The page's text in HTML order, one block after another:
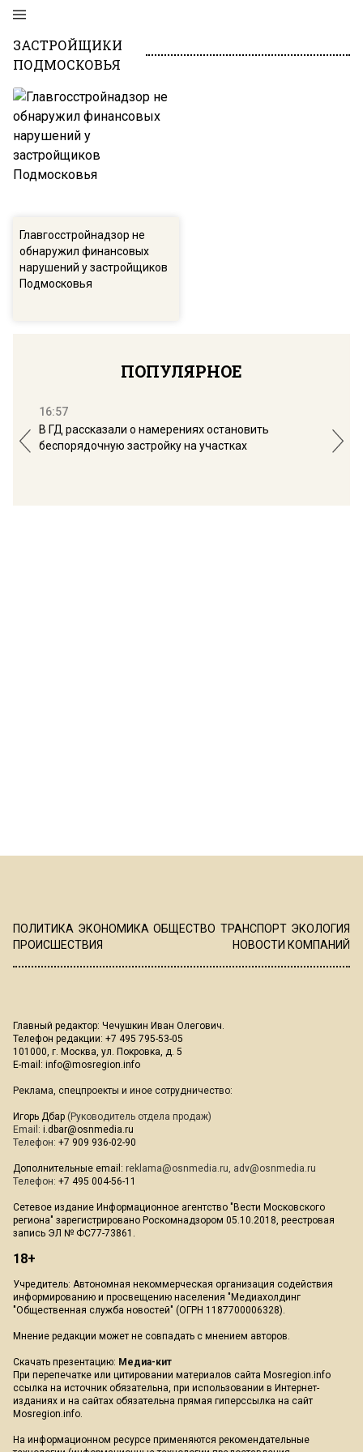
ЗАСТРОЙЩИКИ
ПОДМОСКОВЬЯ
Главгосстройнадзор не
обнаружил финансовых
нарушений у застройщиков
Подмосковья
ПОПУЛЯРНОЕ
16:57
В ГД рассказали о намерениях остановить
беспорядочную застройку на участках
ПОЛИТИКА ЭКОНОМИКА ОБЩЕСТВО ТРАНСПОРТ ЭКОЛОГИЯ
ПРОИСШЕСТВИЯ
НОВОСТИ КОМПАНИЙ
Главный редактор: Чечушкин Иван Олегович.
Телефон редакции: +7 495 795-53-05
101000, г. Москва, ул. Покровка, д. 5
E-mail: info@mosregion.info
Реклама, спецпроекты и иное сотрудничество:
Игорь Дбар (Руководитель отдела продаж)
Email: i.dbar@osnmedia.ru
Телефон: +7 909 936-02-90
Дополнительные email: reklama@osnmedia.ru, adv@osnmedia.ru
Телефон: +7 495 004-56-11
Сетевое издание Информационное агентство "Вести Московского
региона" зарегистрировано Роскомнадзором 05.10.2018, реестровая
запись ЭЛ № ФС77-73861.
18+
Учредитель: Автономная некоммерческая организация содействия
информированию и просвещению населения "Медиахолдинг
"Общественная служба новостей" (ОГРН 1187700006328).
Мнение редакции может не совпадать с мнением авторов.
Скачать презентацию: Медиа-кит
При перепечатке или цитировании материалов сайта Mosregion.info
ссылка на источник обязательна, при использовании в Интернет-
изданиях и на сайтах обязательна прямая гиперссылка на сайт
Mosregion.info.
На информационном ресурсе применяются рекомендательные